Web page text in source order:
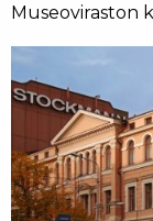
Museoviraston